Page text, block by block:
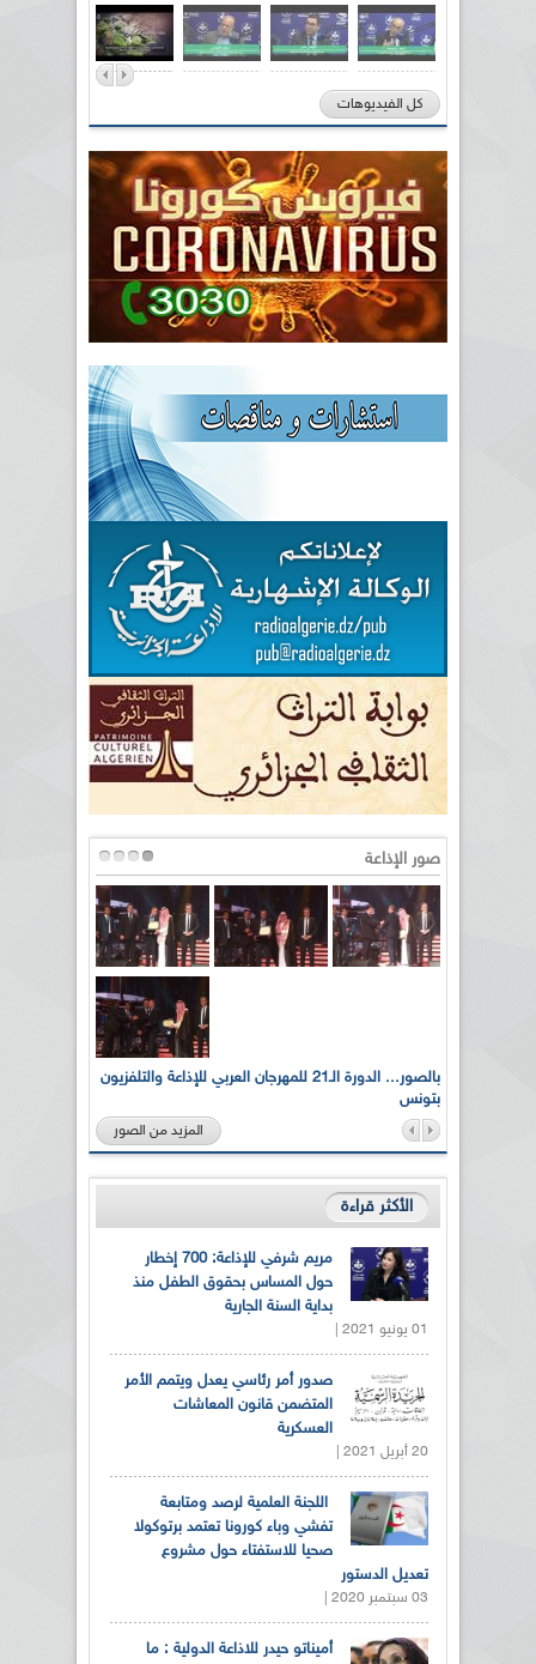
كل الفيديوهات
صور الإذاعة
بالصور... الدورة الـ21 للمهرجان العربي للإذاعة والتلفزيون
بتونس
المزيد من الصور
الأكثر قراءة
مريم شرفي للإذاعة: 700 إخطار
حول المساس بحقوق الطفل منذ
بداية السنة الجارية
01 يونيو 2021 |
صدور أمر رئاسي يعدل ويتمم الأمر
المتضمن قانون المعاشات
العسكرية
20 أبريل 2021 |
اللجنة العلمية لرصد ومتابعة
تفشي وباء كورونا تعتمد برتوكولا
صحيا للاستفتاء حول مشروع
تعديل الدستور
03 سبتمبر 2020 |
أميناتو حيدر للاذاعة الدولية : ما